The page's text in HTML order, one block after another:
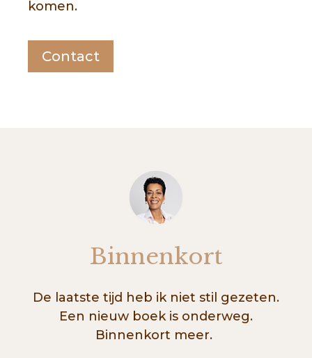
komen.
Contact
Binnenkort
De laatste tijd heb ik niet stil gezeten.
Een nieuw boek is onderweg.
Binnenkort meer.